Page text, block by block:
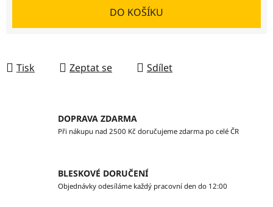
DO KOŠÍKU
Tisk Zeptat se Sdílet
DOPRAVA ZDARMA
Při nákupu nad 2500 Kč doručujeme zdarma po celé ČR
BLESKOVÉ DORUČENÍ
Objednávky odesíláme každý pracovní den do 12:00